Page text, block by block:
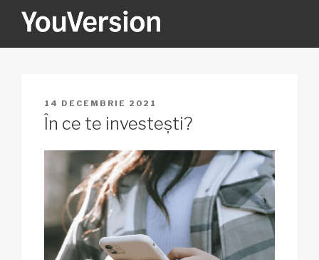
YOUVERSION
PUBLICAT
PE
14 DECEMBRIE 2021
În ce te investești?